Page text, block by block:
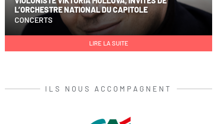
L’ORCHESTRE NATIONAL DU CAPITOLE
CONCERTS
LIRE LA SUITE
ILS NOUS ACCOMPAGNENT